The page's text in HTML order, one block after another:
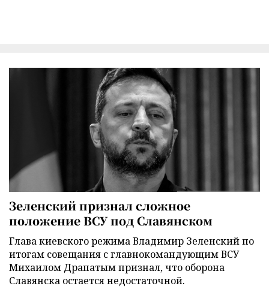
Зеленский признал сложное
положение ВСУ под Славянском
Глава киевского режима Владимир Зеленский по
итогам совещания с главнокомандующим ВСУ
Михаилом Драпатым признал, что оборона
Славянска остается недостаточной.